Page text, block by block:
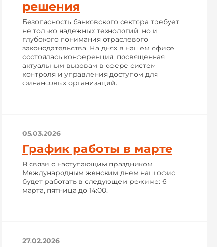
решения
Безопасность банковского сектора требует
не только надежных технологий, но и
глубокого понимания отраслевого
законодательства. На днях в нашем офисе
состоялась конференция, посвященная
актуальным вызовам в сфере систем
контроля и управления доступом для
финансовых организаций.
05.03.2026
График работы в марте
В связи с наступающим праздником
Международным женским днем наш офис
будет работать в следующем режиме: 6
марта, пятница до 14:00.
27.02.2026